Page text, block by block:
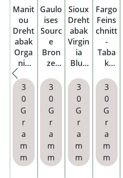
Manit
ou
Dreht
abak
Orga
nic
Blend
No. 8
Gold
Pouc
h
3
0
G
r
a
m
m
Gaulo
ises
Sourc
e
Bron
ze
Dreht
abak
Pouc
h
3
0
G
r
a
m
m
Sioux
Dreht
abak
Virgin
ia
Blue
h
3
0
G
r
a
m
m
Fargo
Feins
chnitt
-
Taba
k
Stopf
-
Beute
l
3
0
G
r
a
m
m